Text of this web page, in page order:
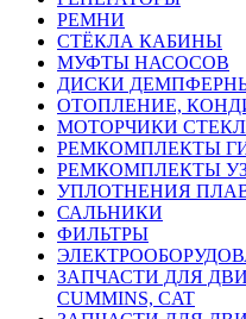
РЕМНИ
СТЁКЛА КАБИНЫ
МУФТЫ НАСОСОВ
ДИСКИ
ОТОПЛЕНИЕ,
МОТОРЧИКИ
РЕМКОМПЛЕКТЫ
РЕМКОМПЛЕКТЫ
УПЛОТНЕНИЯ
САЛЬНИКИ
ФИЛЬТРЫ
ЗАПЧАСТИ ДЛЯ
CUMMINS, CAT